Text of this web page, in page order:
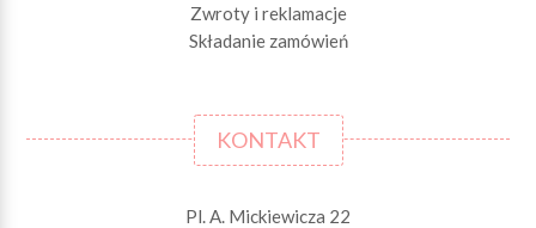
Zwroty i reklamacje
Składanie zamówień
KONTAKT
Pl. A. Mickiewicza 22